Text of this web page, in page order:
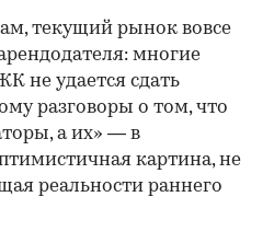
текущий рынок вовсе
многие
не удается сдать
разговоры о том, что
а их» — в
картина, не
реальности раннего